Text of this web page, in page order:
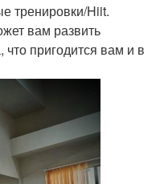
тренировки/Hiit.
вам развить
что пригодится вам и в